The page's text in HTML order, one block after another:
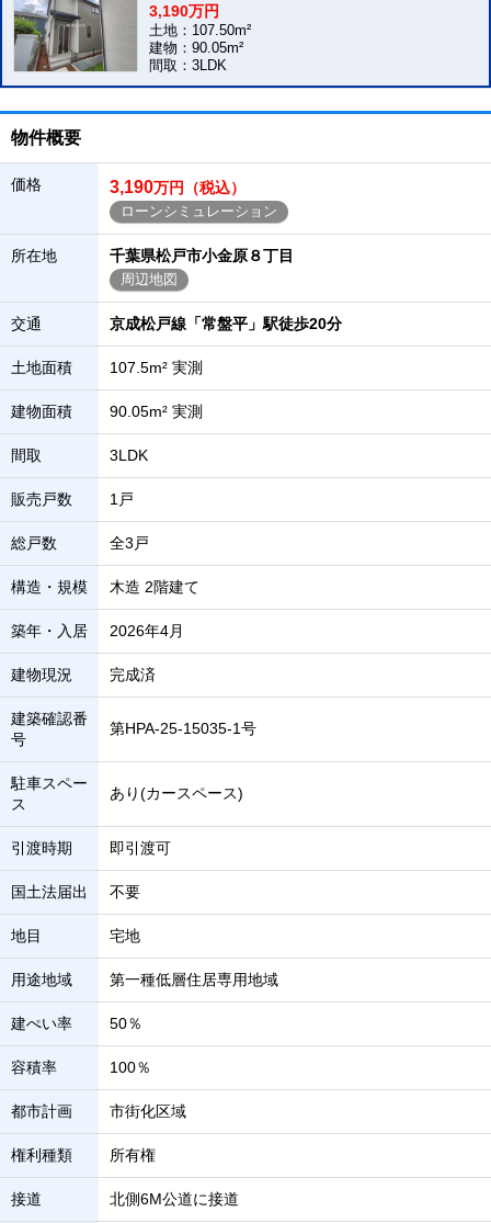
3,190万円
土地：107.50m²
建物：90.05m²
間取：3LDK
物件概要
価格 3,190万円（税込）
ローンシミュレーション
所在地 千葉県松戸市小金原８丁目
周辺地図
交通 京成松戸線「常盤平」駅徒歩20分
土地面積 107.5m² 実測
建物面積 90.05m² 実測
間取 3LDK
販売戸数 1戸
総戸数 全3戸
構造・規模 木造 2階建て
築年・入居 2026年4月
建物現況 完成済
建築確認番
号
第HPA-25-15035-1号
駐車スペー
ス
あり(カースペース)
引渡時期 即引渡可
国土法届出 不要
地目 宅地
用途地域 第一種低層住居専用地域
建ぺい率 50％
容積率 100％
都市計画 市街化区域
権利種類 所有権
接道 北側6M公道に接道